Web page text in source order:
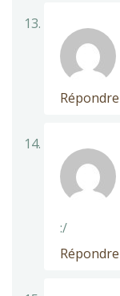
Répondre
:/
Répondre